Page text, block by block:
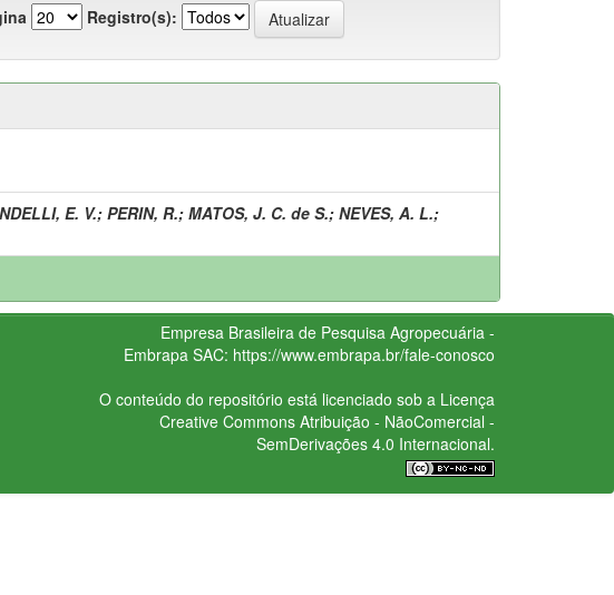
Registro(s):
E. V.; PERIN, R.; MATOS, J. C. de S.; NEVES, A. L.;
Empresa Brasileira de Pesquisa Agropecuária -
Embrapa SAC: https://www.embrapa.br/fale-conosco
O conteúdo do repositório está licenciado sob a Licença
Creative CommonsAtribuição - NãoComercial -
SemDerivações 4.0 Internacional.